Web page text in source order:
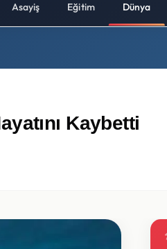
Asayiş Eğitim Dünya
Kaybetti